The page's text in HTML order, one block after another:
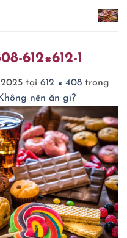
612×612-1
tại 612 × 408 trong
nên ăn gì?